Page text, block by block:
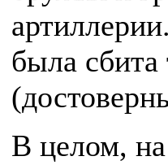
была сбита
В целом,